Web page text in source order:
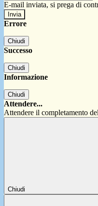
E-mail inviata, si prega di
Errore
Chiudi
Successo
Chiudi
Informazione
Chiudi
Attendere...
Attendere il completamento
Chiudi